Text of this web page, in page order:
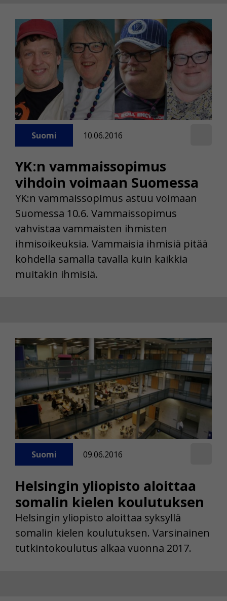
YK:n vammaissopimus
vihdoin voimaan Suomessa
Suomi 10.06.2016
YK:n vammaissopimus astuu voimaan
Suomessa 10.6. Vammaissopimus
vahvistaa vammaisten ihmisten
ihmisoikeuksia. Vammaisia ihmisiä pitää
kohdella samalla tavalla kuin kaikkia
muitakin ihmisiä.
Helsingin yliopisto aloittaa
somalin kielen koulutuksen
Suomi 09.06.2016
Helsingin yliopisto aloittaa syksyllä
somalin kielen koulutuksen. Varsinainen
tutkintokoulutus alkaa vuonna 2017.